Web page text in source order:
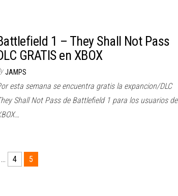
1 – They Shall Not Pass
GRATIS en XBOX
JAMPS
esta semana se encuentra gratis la expancion/DLC
Shall Not Pass de Battlefield 1 para los usuarios de
… 4 5